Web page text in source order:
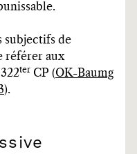
subjectifs de
référer aux
ter CP (OK-Baumg
).